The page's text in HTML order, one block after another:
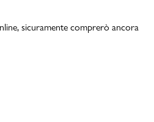
sicuramente comprerò ancora